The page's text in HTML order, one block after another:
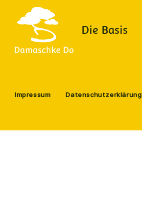
Die Basis
Impressum Datenschutzerklärung